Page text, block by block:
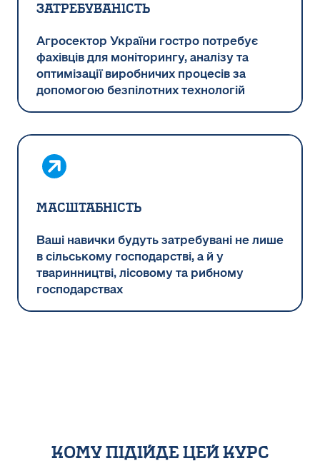
Затребуваність
Агросектор України гостро потребує
фахівців для моніторингу, аналізу та
оптимізації виробничих процесів за
допомогою безпілотних технологій
Масштабність
Ваші навички будуть затребувані не лише
в сільському господарстві, а й у
тваринництві, лісовому та рибному
господарствах
кому підійде цей курс